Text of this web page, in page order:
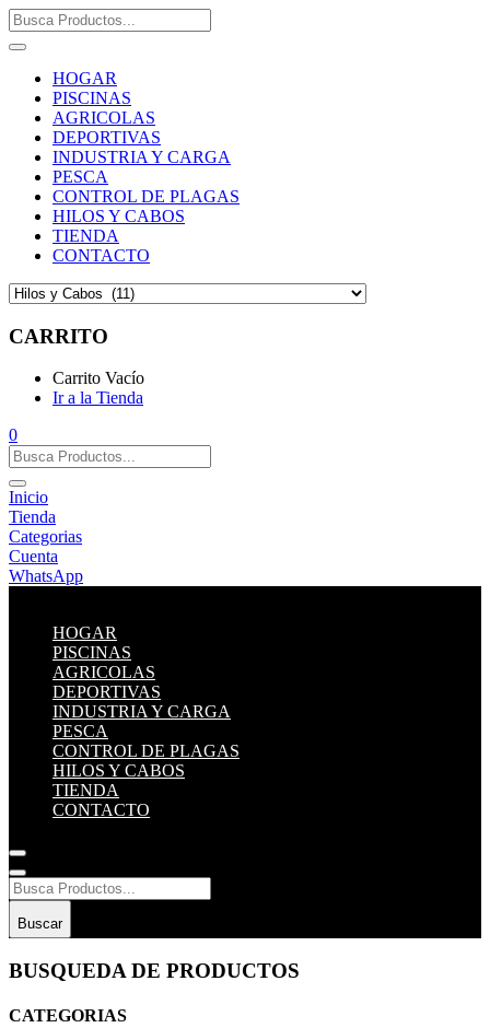
HOGAR
PISCINAS
AGRICOLAS
DEPORTIVAS
INDUSTRIA Y CARGA
PESCA
CONTROL DE PLAGAS
HILOS Y CABOS
TIENDA
CONTACTO
CARRITO
Carrito Vacío
Ir a la Tienda
0
Inicio
Tienda
Categorias
Cuenta
WhatsApp
HOGAR
PISCINAS
AGRICOLAS
DEPORTIVAS
INDUSTRIA Y CARGA
PESCA
CONTROL DE PLAGAS
HILOS Y CABOS
TIENDA
CONTACTO
Buscar
BUSQUEDA DE PRODUCTOS
CATEGORIAS